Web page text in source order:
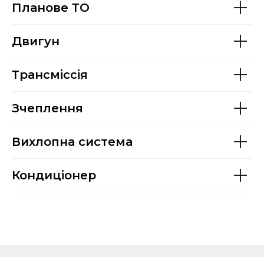
Планове ТО
Двигун
Трансміссія
Зчеплення
Вихлопна система
Кондиціонер